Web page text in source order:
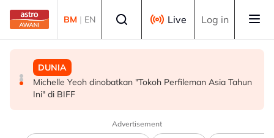
Skip to main content
BM | EN Live Log in
MALAYSIA
Persepsi negatif terhadap Bukit Malut tidak berasaskan
fakta - Ahli Akademik
MALAYSIA
Insiden rempuhan Jalan Ampang: Pendakwaan bantah
permohonan batal pertuduhan bunuh
DUNIA
Michelle Yeoh dinobatkan "Tokoh Perfileman Asia Tahun
Ini" di BIFF
Advertisement